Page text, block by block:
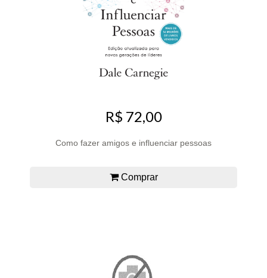
R$ 72,00
Como fazer amigos e influenciar pessoas
Comprar